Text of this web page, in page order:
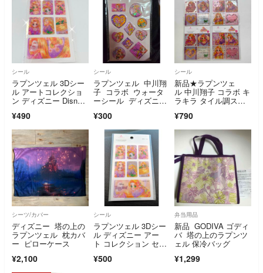
シール
ラプンツェル 3Dシー
ル アートコレクショ
ン ディズニー Disne
¥490
シール
ラプンツェル 中川翔
子 コラボ ウォータ
ーシール ディズニ
¥300
シール
新品★ラプンツェ
ル 中川翔子 コラボ キ
ラキラ タイル調ステ
¥790
シーツ/カバー
ディズニー 塔の上の
ラプンツェル 枕カバ
ー ピローケース
¥2,100
シール
ラプンツェル 3Dシー
ル ディズニー アー
ト コレクション セリ
¥500
弁当用品
新品 GODIVA ゴディ
バ 塔の上のラプンツ
ェル 保冷バッグ​
¥1,299